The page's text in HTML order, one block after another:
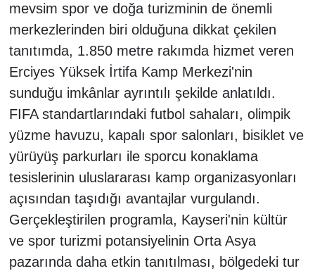
mevsim spor ve doğa turizminin de önemli
merkezlerinden biri olduğuna dikkat çekilen
tanıtımda, 1.850 metre rakımda hizmet veren
Erciyes Yüksek İrtifa Kamp Merkezi'nin
sunduğu imkânlar ayrıntılı şekilde anlatıldı.
FIFA standartlarındaki futbol sahaları, olimpik
yüzme havuzu, kapalı spor salonları, bisiklet ve
yürüyüş parkurları ile sporcu konaklama
tesislerinin uluslararası kamp organizasyonları
açısından taşıdığı avantajlar vurgulandı.
Gerçekleştirilen programla, Kayseri'nin kültür
ve spor turizmi potansiyelinin Orta Asya
pazarında daha etkin tanıtılması, bölgedeki tur